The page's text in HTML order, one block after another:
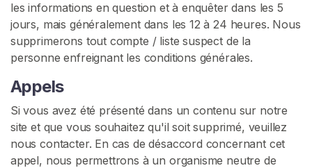
les informations en question et à enquêter dans les 5
jours, mais généralement dans les 12 à 24 heures. Nous
supprimerons tout compte / liste suspect de la
personne enfreignant les conditions générales.
Appels
Si vous avez été présenté dans un contenu sur notre
site et que vous souhaitez qu'il soit supprimé, veuillez
nous contacter. En cas de désaccord concernant cet
appel, nous permettrons à un organisme neutre de